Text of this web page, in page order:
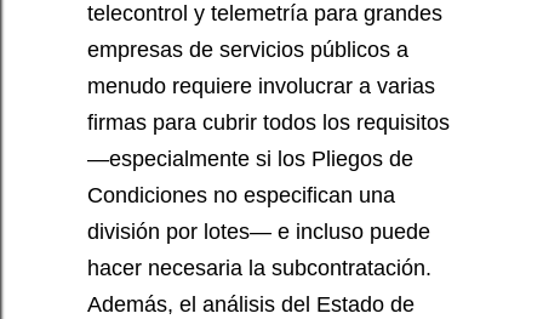
telecontrol y telemetría para grandes
empresas de servicios públicos a
menudo requiere involucrar a varias
firmas para cubrir todos los requisitos
—especialmente si los Pliegos de
Condiciones no especifican una
división por lotes— e incluso puede
hacer necesaria la subcontratación.
Además, el análisis del Estado de